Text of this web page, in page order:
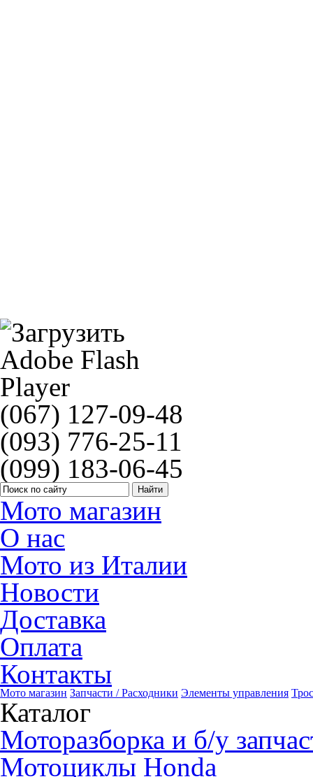
(067) 127-09-48
(093) 776-25-11
(099) 183-06-45
Мото магазин
О нас
Мото из Италии
Новости
Доставка
Оплата
Контакты
Мото магазин Запчасти / Расходники Элементы управления
Каталог
Моторазборка и б/у
Мотоциклы Honda